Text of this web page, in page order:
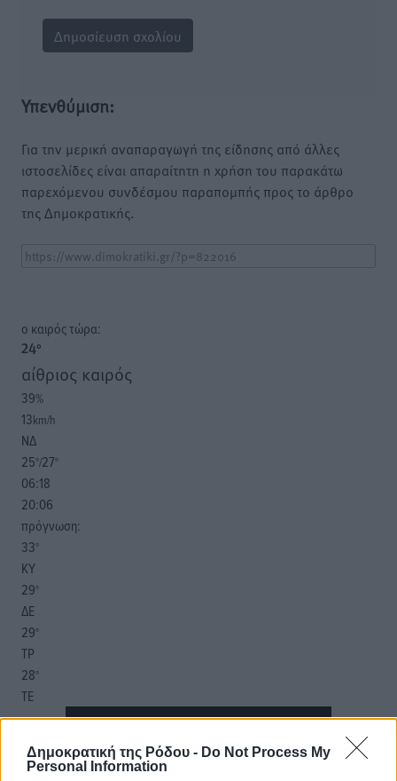
Δημοκρατική της Ρόδου - Do Not Process My
Personal Information
Υπενθύμιση:
Για την μερική αναπαραγωγή της είδησης από άλλες
ιστοσελίδες είναι απαραίτητη η χρήση του παρακάτω
παρεχόμενου συνδέσμου παραπομπής προς το άρθρο
της Δημοκρατικής.
o καιρός τώρα:
24°
αίθριος καιρός
39%
13km/h
ΝΔ
25°/27°
06:18
20:06
πρόγνωση:
33°
ΚΥ
29°
ΔΕ
29°
ΤΡ
28°
ΤΕ